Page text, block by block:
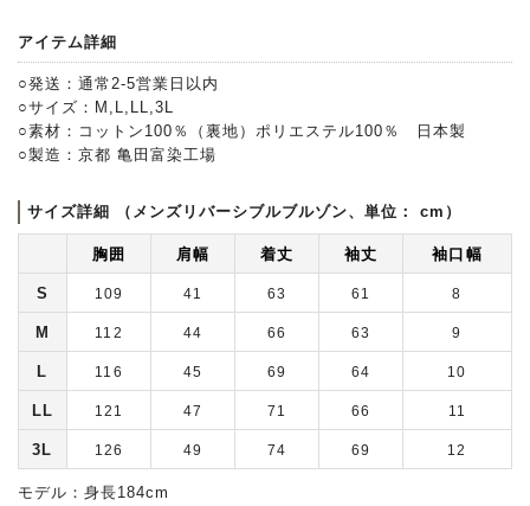
アイテム詳細
○発送：通常2-5営業日以内
○サイズ：M,L,LL,3L
○素材：コットン100％（裏地）ポリエステル100％ 日本製
○製造：京都 亀田富染工場
サイズ詳細 （メンズリバーシブルブルゾン、単位： cm）
胸囲 肩幅 着丈 袖丈 袖口幅
S 109 41 63 61 8
M 112 44 66 63 9
L 116 45 69 64 10
LL 121 47 71 66 11
3L 126 49 74 69 12
モデル：身長184cm